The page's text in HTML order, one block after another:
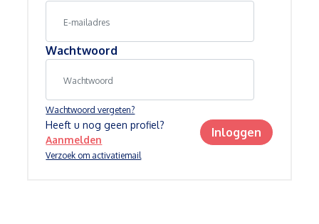
Wachtwoord
Wachtwoord vergeten?
Verzoek om activatiemail
Heeft u nog geen profiel?
Aanmelden
Inloggen